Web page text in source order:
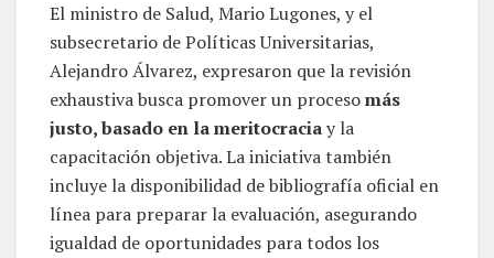
El ministro de Salud, Mario Lugones, y el
subsecretario de Políticas Universitarias,
Alejandro Álvarez, expresaron que la revisión
exhaustiva busca promover un procesomás
justo, basado en la meritocraciay la
capacitación objetiva. La iniciativa también
incluye la disponibilidad de bibliografía oficial en
línea para preparar la evaluación, asegurando
igualdad de oportunidades para todos los